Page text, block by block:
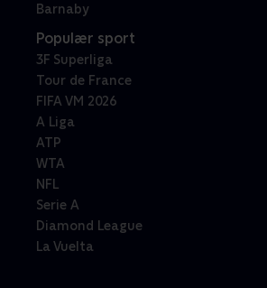
Barnaby
Populær sport
3F Superliga
Tour de France
FIFA VM 2026
A Liga
ATP
WTA
NFL
Serie A
Diamond League
La Vuelta